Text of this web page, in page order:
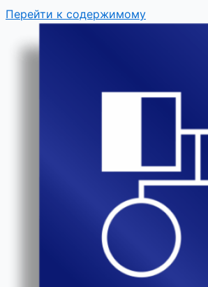
Перейти к содержимому